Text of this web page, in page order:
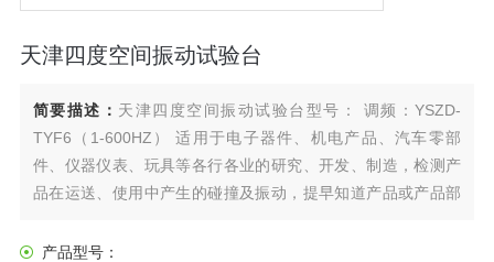
天津四度空间振动试验台
简要描述： 天津四度空间振动试验台型号： 调频：YSZD-
TYF6（1-600HZ） 适用于电子器件、机电产品、汽车零部
件、仪器仪表、玩具等各行各业的研究、开发、制造，检测产
品在运送、使用中产生的碰撞及振动，提早知道产品或产品部
产品型号：